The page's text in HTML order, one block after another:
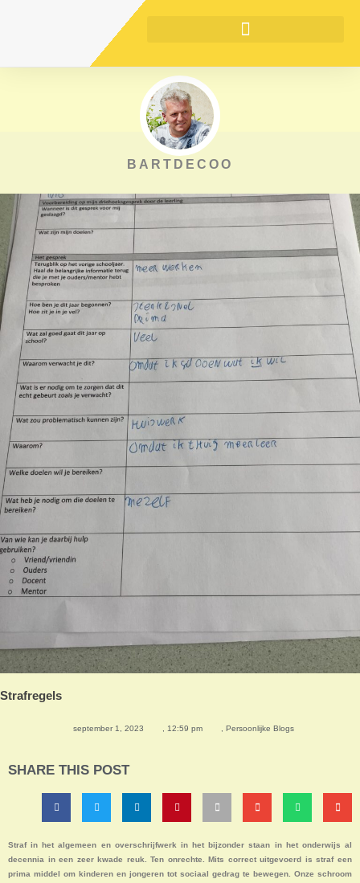
BARTDECOO
Strafregels
september 1, 2023 , 12:59 pm , Persoonlijke Blogs
SHARE THIS POST
Straf in het algemeen en overschrijfwerk in het bijzonder staan in het onderwijs al
decennia in een zeer kwade reuk. Ten onrechte. Mits correct uitgevoerd is straf een
prima middel om kinderen en jongeren tot sociaal gedrag te bewegen. Onze schroom